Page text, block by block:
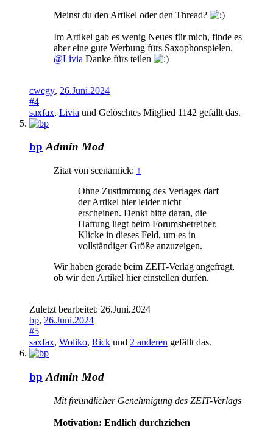
Meinst du den Artikel oder den Thread?
Im Artikel gab es wenig Neues für mich, finde es
aber eine gute Werbung fürs Saxophonspielen.
@Livia Danke fürs teilen
cwegy, 26.Juni.2024
#4
saxfax, Livia und Gelöschtes Mitglied 1142 gefällt das.
bp Admin Mod
Zitat von scenarnick: ↑
Ohne Zustimmung des Verlages darf
der Artikel hier leider nicht
erscheinen. Denkt bitte daran, die
Haftung liegt beim Forumsbetreiber.
Klicke in dieses Feld, um es in
vollständiger Größe anzuzeigen.
Wir haben gerade beim ZEIT-Verlag angefragt,
ob wir den Artikel hier einstellen dürfen.
Zuletzt bearbeitet: 26.Juni.2024
bp, 26.Juni.2024
#5
saxfax, Woliko, Rick und 2 anderen gefällt das.
bp Admin Mod
Mit freundlicher Genehmigung des ZEIT-Verlags
Motivation: Endlich durchziehen